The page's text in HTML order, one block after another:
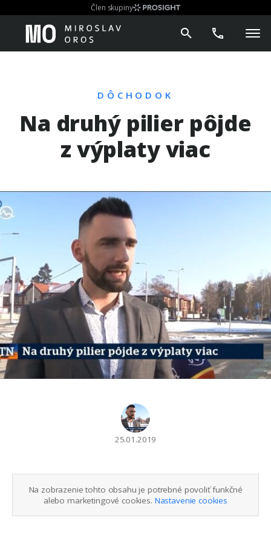
Člen skupiny
DÔCHODOK
Na druhý pilier pôjde
z výplaty viac
25.01.2019
Na zobrazenie tohto obsahu je potrebné povoliť funkčné
alebo marketingové cookies. Nastavenie cookies